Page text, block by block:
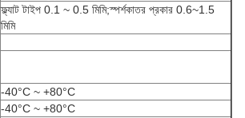
ফ্ল্যাট টাইপ 0.1 ~ 0.5 মিমি;স্পর্শকাতর প্রকার 0.6~1.5
মিমি
-40°C ~ +80°C
-40°C ~ +80°C